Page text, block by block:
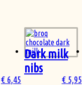
Dark milk
nibs
€ 6,45 €5,95